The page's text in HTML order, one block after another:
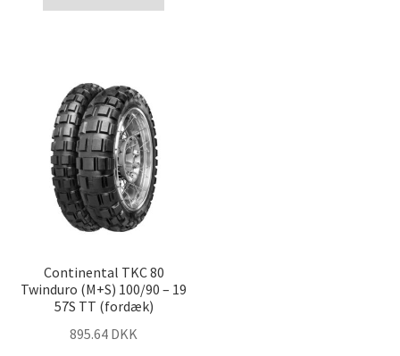
Continental TKC 80
Twinduro (M+S) 100/90 – 19
57S TT (fordæk)
895.64 DKK